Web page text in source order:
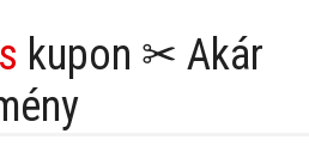
kupon ✂ Akár